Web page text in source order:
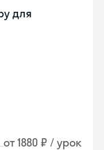
для
от 1880 ₽ / урок